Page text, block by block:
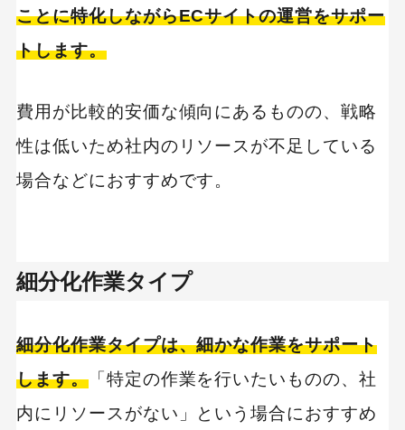
ことに特化しながらECサイトの運営をサポー
トします。
費用が比較的安価な傾向にあるものの、戦略
性は低いため社内のリソースが不足している
場合などにおすすめです。
細分化作業タイプ
細分化作業タイプは、細かな作業をサポート
します。「特定の作業を行いたいものの、社
内にリソースがない」という場合におすすめ